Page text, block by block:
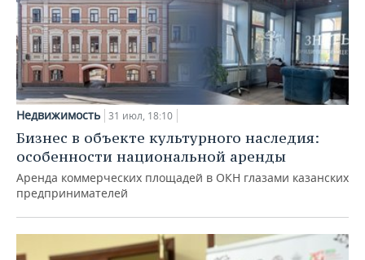
Недвижимость 31 июл, 18:10
Бизнес в объекте культурного наследия:
особенности национальной аренды
Аренда коммерческих площадей в ОКН глазами казанских
предпринимателей